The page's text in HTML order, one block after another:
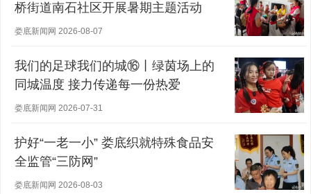
桥街道南石社区开展暑期主题活动
娄底新闻网 2026-08-07
我们的足球我们的城⑯丨绿茵场上的
同城温度 接力传递每一份热爱
娄底新闻网 2026-07-31
护好“一老一小” 娄底织就特殊食品安
全监管“三防网”
娄底新闻网 2026-08-03